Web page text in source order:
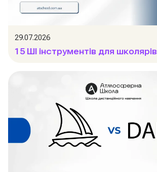
29.07.2026
15 ШІ інструментів для школярів